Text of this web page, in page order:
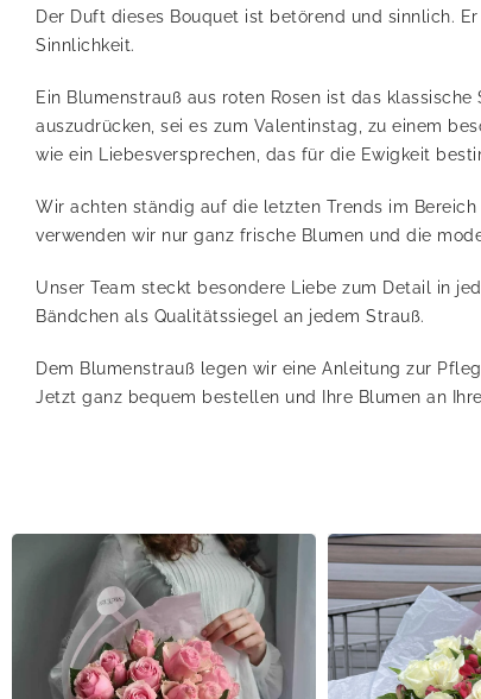
Der Duft dieses Bouquet ist betörend und sinnlich.
Sinnlichkeit.
Ein Blumenstrauß aus roten Rosen ist das
auszudrücken, sei es zum Valentinstag, zu einem
wie ein Liebesversprechen, das für die Ewigkeit
Wir achten ständig auf die letzten Trends im
verwenden wir nur ganz frische Blumen und die
Unser Team steckt besondere Liebe zum Detail in
Bändchen als Qualitätssiegel an jedem Strauß.
Dem Blumenstrauß legen wir eine Anleitung zur
Jetzt ganz bequem bestellen und Ihre Blumen an